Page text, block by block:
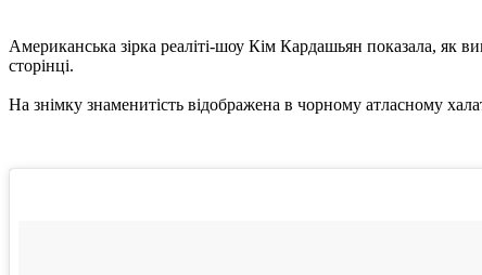
Американська зірка реаліті-шоу Кім Кардашьян показала, як
сторінці.
На знімку знаменитість відображена в чорному атласному